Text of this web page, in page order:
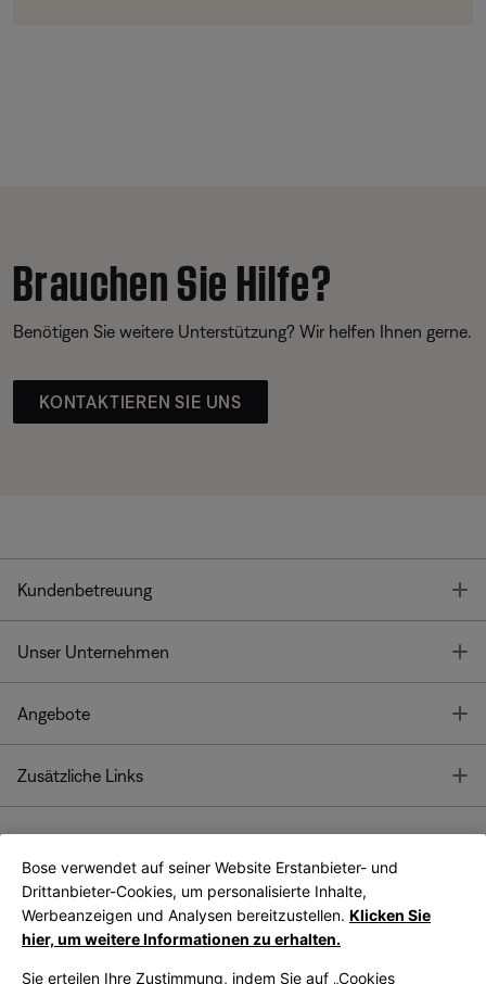
Brauchen Sie Hilfe?
Benötigen Sie weitere Unterstützung? Wir helfen Ihnen gerne.
KONTAKTIEREN SIE UNS
Kundenbetreuung
Unser Unternehmen
Angebote
Zusätzliche Links
Bose App
Bose Connect
App
Bose verwendet auf seiner Website Erstanbieter- und
Drittanbieter-Cookies, um personalisierte Inhalte,
Werbeanzeigen und Analysen bereitzustellen. Klicken Sie
hier, um weitere Informationen zu erhalten.
Sie erteilen Ihre Zustimmung, indem Sie auf „Cookies